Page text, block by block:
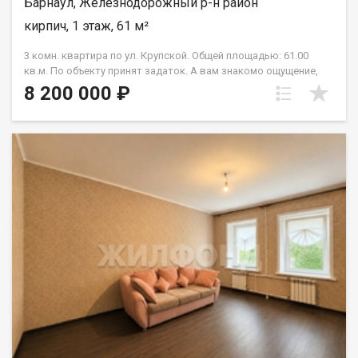
кирпич, 1 этаж, 61 м²
3 комн. квартира по ул. Крупской. Общей площадью: 61.00
кв.м. По объекту принят задаток. А вам знакомо ощущение,
когда ВСЕ РЯДОМ? Так бывает, когда живешь в центре. Для
вас — комфортная квартира с качественным ремонтом в
просторный зал с лоджией и кухня с новыми гарнитуром и
защиты от ветра и уличного шума и пыли мы установили
пластиковые окна, а новые кондиционеры вас защитят от
летнего зноя. А если учесть , что дом КИРПИЧНЫЙ, то
комфортное проживание вам гарантировано в любой сезон.
Окна выходят на обе стороны -это создает приятный
микроклимат в квартире. А благодаря высокому цоколю, нет
ощущения первого этажа. И одна из главных причин, почему
нужно остановиться на нашей квартире, - это
местоположение. Дом расположен в непроездном дворе, в
отдалении от шумной магистрали. Парковка всегда есть!
Придомовая территория ухоженная, есть детская и
спортивная площадка. Ну и преимущества центра- - торговые
центры, поликлиники, аптеки, банки, театры, различные гос.
8 200 000 ₽